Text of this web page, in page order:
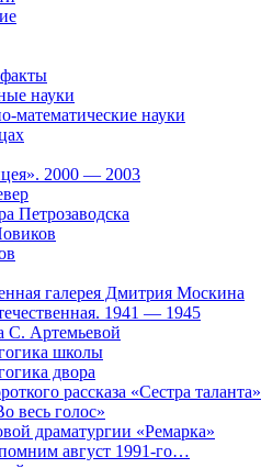
науки
математические науки
2000 — 2003
Петрозаводска
галерея Дмитрия Москина
1941 — 1945
С. Артемьевой
школы
двора
рассказа «Сестра таланта»
весь голос»
драматургии «Ремарка»
август 1991-го…